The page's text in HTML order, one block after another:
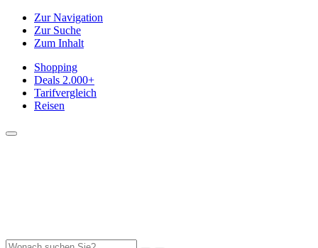
Zur Navigation
Zur Suche
Zum Inhalt
Shopping
Deals 2.000+
Tarifvergleich
Reisen